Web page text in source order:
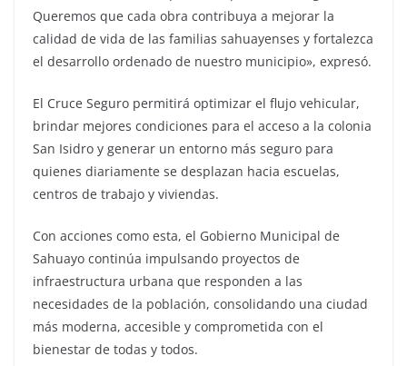
Queremos que cada obra contribuya a mejorar la
calidad de vida de las familias sahuayenses y fortalezca
el desarrollo ordenado de nuestro municipio», expresó.
El Cruce Seguro permitirá optimizar el flujo vehicular,
brindar mejores condiciones para el acceso a la colonia
San Isidro y generar un entorno más seguro para
quienes diariamente se desplazan hacia escuelas,
centros de trabajo y viviendas.
Con acciones como esta, el Gobierno Municipal de
Sahuayo continúa impulsando proyectos de
infraestructura urbana que responden a las
necesidades de la población, consolidando una ciudad
más moderna, accesible y comprometida con el
bienestar de todas y todos.